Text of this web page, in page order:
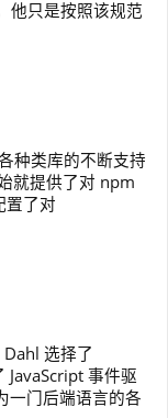
他只是按照该规范
种类库的不断支持
就提供了对 npm
置了对
选择了
JavaScript 事件驱
一门后端语言的各